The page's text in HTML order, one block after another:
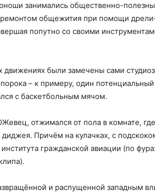
занимались общественно-
общежития при помощи
попутно со своими
движениях были замечены сами
– к примеру, один
с баскетбольным мячом.
отжимался от пола в комнате,
Причём на кулачках, с
гражданской авиации (по
и распущенной западным